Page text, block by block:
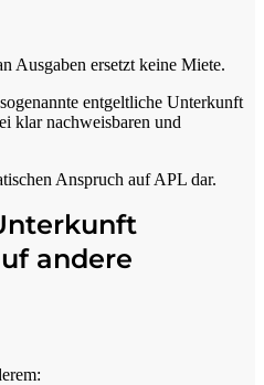
Ausgaben ersetzt keine Miete.
entgeltliche Unterkunft
klar nachweisbaren und
Anspruch auf APL dar.
andere